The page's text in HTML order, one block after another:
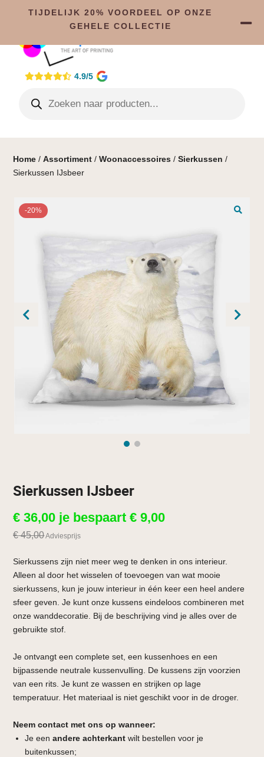
4.9/5
Home /Assortiment /Woonaccessoires /Sierkussen /
Sierkussen IJsbeer
-20%
Sierkussen IJsbeer
€ 36,00 je bespaart€ 9,00
€45,00Adviesprijs
Sierkussens zijn niet meer weg te denken in ons interieur.
Alleen al door het wisselen of toevoegen van wat mooie
sierkussens, kun je jouw interieur in één keer een heel andere
sfeer geven. Je kunt onze kussens eindeloos combineren met
onze wanddecoratie. Bij de beschrijving vind je alles over de
gebruikte stof.
Je ontvangt een complete set, een kussenhoes en een
bijpassende neutrale kussenvulling. De kussens zijn voorzien
van een rits. Je kunt ze wassen en strijken op lage
temperatuur. Het materiaal is niet geschikt voor in de droger.
Neem contact met ons op wanneer:
Je eenandere achterkant wilt bestellen voor je
buitenkussen;
TIJDELIJK 20% VOORDEEL OP ONZE
GEHELE COLLECTIE